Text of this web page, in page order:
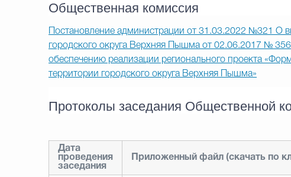
Общественная комиссия
Постановление администрации от 31.03.2022 №321 О
городского округа Верхняя Пышма от 02.06.2017 №
обеспечению реализации регионального проекта
территории городского округа Верхняя Пышма»
Протоколы заседания Общественной
Дата
проведения
заседания
Приложенный файл (скачать по